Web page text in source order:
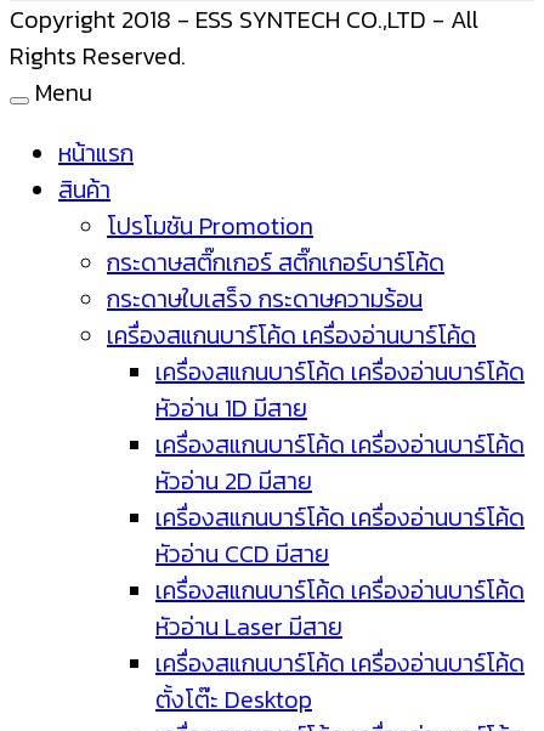
Copyright 2018 - ESS SYNTECH CO.,LTD - All
Rights Reserved.
Menu
หน้าแรก
สินค้า
โปรโมชัน Promotion
กระดาษสติ๊กเกอร์ สติ๊กเกอร์บาร์โค้ด
กระดาษใบเสร็จ กระดาษความร้อน
เครื่องสแกนบาร์โค้ด เครื่องอ่านบาร์โค้ด
เครื่องสแกนบาร์โค้ด เครื่องอ่านบาร์โค้ด
หัวอ่าน 1D มีสาย
เครื่องสแกนบาร์โค้ด เครื่องอ่านบาร์โค้ด
หัวอ่าน 2D มีสาย
เครื่องสแกนบาร์โค้ด เครื่องอ่านบาร์โค้ด
หัวอ่าน CCD มีสาย
เครื่องสแกนบาร์โค้ด เครื่องอ่านบาร์โค้ด
หัวอ่าน Laser มีสาย
เครื่องสแกนบาร์โค้ด เครื่องอ่านบาร์โค้ด
ตั้งโต๊ะ Desktop